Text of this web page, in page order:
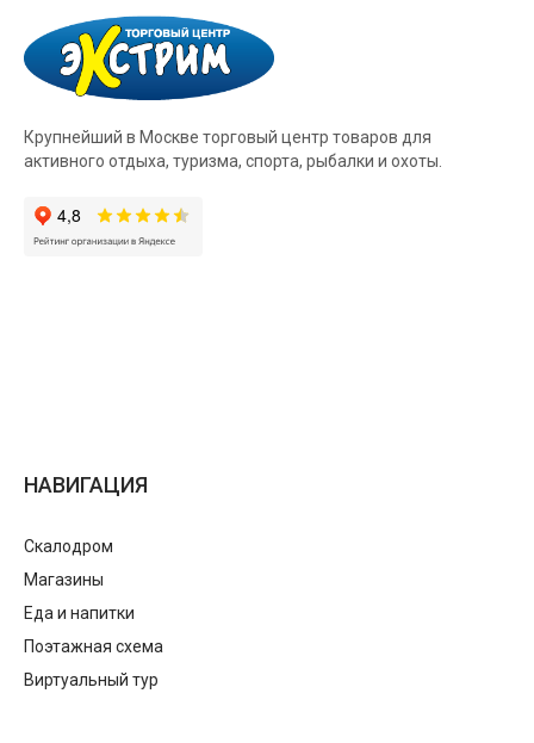
Крупнейший в Москве торговый центр товаров для
активного отдыха, туризма, спорта, рыбалки и охоты.
НАВИГАЦИЯ
Скалодром
Магазины
Еда и напитки
Поэтажная схема
Виртуальный тур